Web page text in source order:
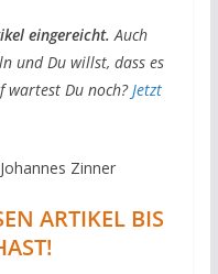
eingereicht. Auch
und Du willst, dass es
wartest Du noch? Jetzt
Zinner
ARTIKEL BIS